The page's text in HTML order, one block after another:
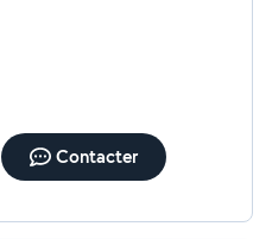
dans des petits travaux
Contacter